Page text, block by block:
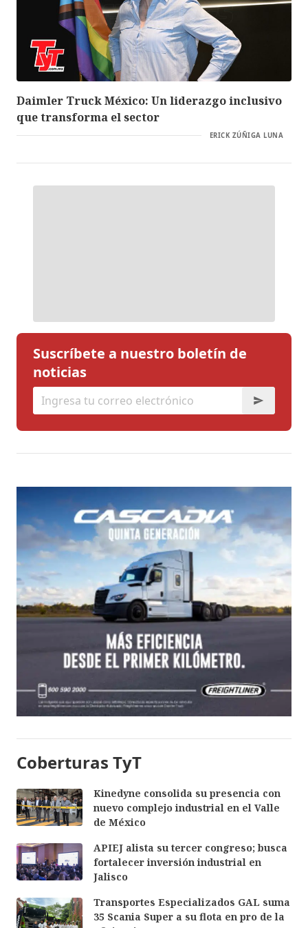
Daimler Truck México: Un liderazgo inclusivo
que transforma el sector
ERICK ZÚÑIGA LUNA
Suscríbete a nuestro boletín de
noticias
Coberturas TyT
Kinedyne consolida su presencia con
nuevo complejo industrial en el Valle
de México
APIEJ alista su tercer congreso; busca
fortalecer inversión industrial en
Jalisco
Transportes Especializados GAL suma
35 Scania Super a su flota en pro de la